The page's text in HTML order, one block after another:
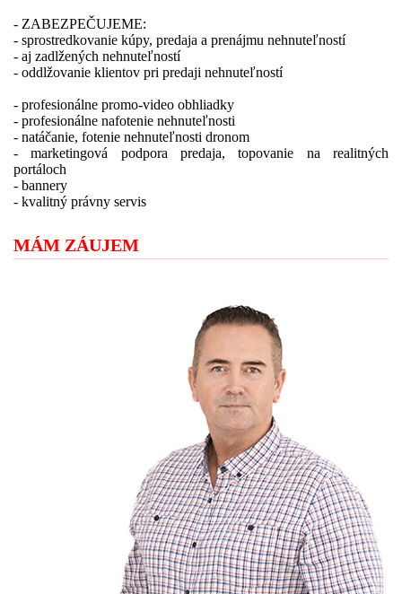
- ZABEZPEČUJEME:
- sprostredkovanie kúpy, predaja a prenájmu nehnuteľností
- aj zadlžených nehnuteľností
- oddlžovanie klientov pri predaji nehnuteľností
- profesionálne promo-video obhliadky
- profesionálne nafotenie nehnuteľnosti
- natáčanie, fotenie nehnuteľnosti dronom
- marketingová podpora predaja, topovanie na realitných
portáloch
- bannery
- kvalitný právny servis
MÁM ZÁUJEM